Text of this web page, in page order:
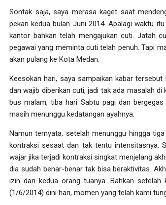
Sontak saja, saya merasa kaget saat
pekan kedua bulan Juni 2014. Apalagi waktu
kantor bahkan telah mengajukan cuti. Jatah
pegawai yang meminta cuti telah penuh. Tapi
akan pulang ke Kota Medan.
Keesokan hari, saya sampaikan kabar
dan wajib diberikan cuti, jadi tak ada masalah
bus malam, tiba hari Sabtu pagi dan
masih menunggu kedatangan ayahnya.
Namun ternyata, setelah menunggu hingga
kontraksi sesaat dan tak tentu intensitasnya.
wajar jika terjadi kontraksi singkat menjelang
dia sudah benar-benar tak bisa beraktivitas.
izin dari kedua orang tuanya. Bahkan
(1/6/2014) dini hari, momen yang telah kami